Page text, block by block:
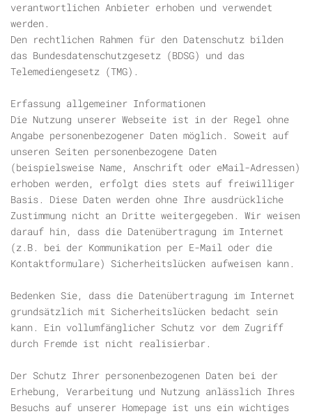
verantwortlichen Anbieter erhoben und verwendet
werden.
Den rechtlichen Rahmen für den Datenschutz bilden
das Bundesdatenschutzgesetz (BDSG) und das
Telemediengesetz (TMG).
Erfassung allgemeiner Informationen
Die Nutzung unserer Webseite ist in der Regel ohne
Angabe personenbezogener Daten möglich. Soweit auf
unseren Seiten personenbezogene Daten
(beispielsweise Name, Anschrift oder eMail-Adressen)
erhoben werden, erfolgt dies stets auf freiwilliger
Basis. Diese Daten werden ohne Ihre ausdrückliche
Zustimmung nicht an Dritte weitergegeben. Wir weisen
darauf hin, dass die Datenübertragung im Internet
(z.B. bei der Kommunikation per E-Mail oder die
Kontaktformulare) Sicherheitslücken aufweisen kann.
Bedenken Sie, dass die Datenübertragung im Internet
grundsätzlich mit Sicherheitslücken bedacht sein
kann. Ein vollumfänglicher Schutz vor dem Zugriff
durch Fremde ist nicht realisierbar.
Der Schutz Ihrer personenbezogenen Daten bei der
Erhebung, Verarbeitung und Nutzung anlässlich Ihres
Besuchs auf unserer Homepage ist uns ein wichtiges